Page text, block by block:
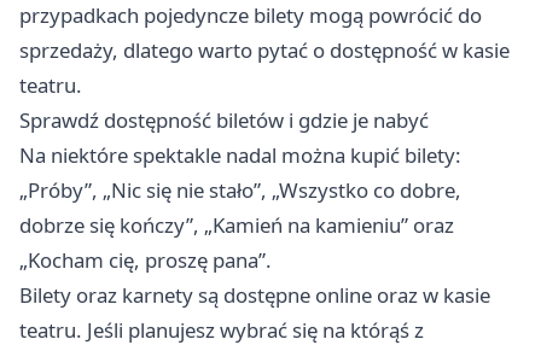
przypadkach pojedyncze bilety mogą powrócić do
sprzedaży, dlatego warto pytać o dostępność w kasie
teatru.
Sprawdź dostępność biletów i gdzie je nabyć
Na niektóre spektakle nadal można kupić bilety:
„Próby”, „Nic się nie stało”, „Wszystko co dobre,
dobrze się kończy”, „Kamień na kamieniu” oraz
„Kocham cię, proszę pana”.
Bilety oraz karnety są dostępne online oraz w kasie
teatru. Jeśli planujesz wybrać się na którąś z